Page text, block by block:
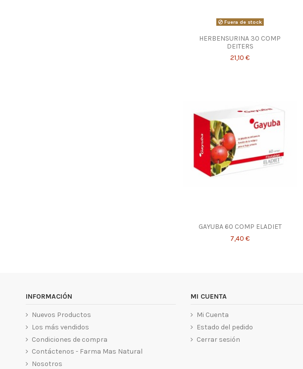
Fuera de stock
HERBENSURINA 30 COMP
DEITERS
21,10 €
GAYUBA 60 COMP ELADIET
7,40 €
INFORMACIÓN
Nuevos Productos
Los más vendidos
Condiciones de compra
Contáctenos - Farma Mas Natural
Nosotros
MI CUENTA
Mi Cuenta
Estado del pedido
Cerrar sesión